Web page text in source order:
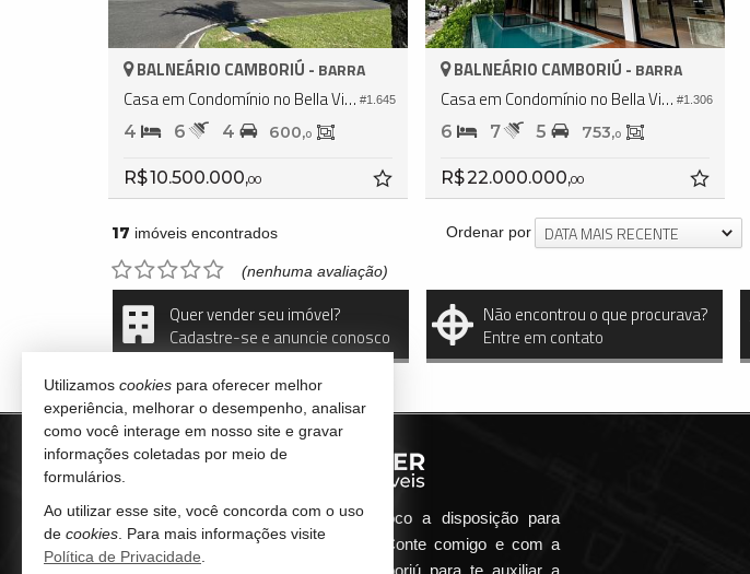
#1.645
BALNEÁRIO CAMBORIÚ - BARRA
Casa em Condomínio no Bella Vista Residence Club
4 6 4 600,0
R$ 10.500.000,00
#1.306
BALNEÁRIO CAMBORIÚ - BARRA
Casa em Condomínio no Bella Vista Residence Club
6 7 5 753,0
R$ 22.000.000,00
17 imóveis encontrados Ordenar por DATA MAIS RECENTE
(nenhuma avaliação)
Quer vender seu imóvel?
Cadastre-se e anuncie conosco
Não encontrou o que procurava?
Entre em contato
Qualquer dúvida que surgir me coloco a disposição para
atender de maneira ágil e eficiente. Conte comigo e com a
minha imobiliária em Balneário Camboriú para te auxiliar a
Utilizamos cookies para oferecer melhor
experiência, melhorar o desempenho, analisar
como você interage em nosso site e gravar
informações coletadas por meio de
formulários.
Ao utilizar esse site, você concorda com o uso
de cookies . Para mais informações visite
Política de Privacidade